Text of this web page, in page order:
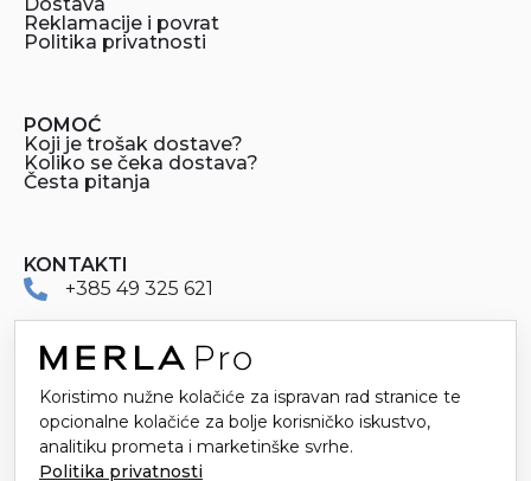
Reklamacije i povrat
Politika privatnosti
POMOĆ
Koji je trošak dostave?
Koliko se čeka dostava?
Česta pitanja
KONTAKTI
+385 49 325 621
merlapro@merla.hr
Dr. Stanka Pinjuha 16
49214 Veliko Trgovišće
Koristimo nužne kolačiće za ispravan rad stranice te
opcionalne kolačiće za bolje korisničko iskustvo,
analitiku prometa i marketinške svrhe.
Politika privatnosti